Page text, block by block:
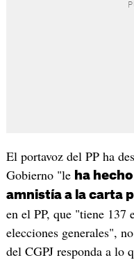
El portavoz del PP ha
Gobierno "le ha
amnistía a la carta
en el PP, que "tiene 137
elecciones generales",
del CGPJ responda a lo